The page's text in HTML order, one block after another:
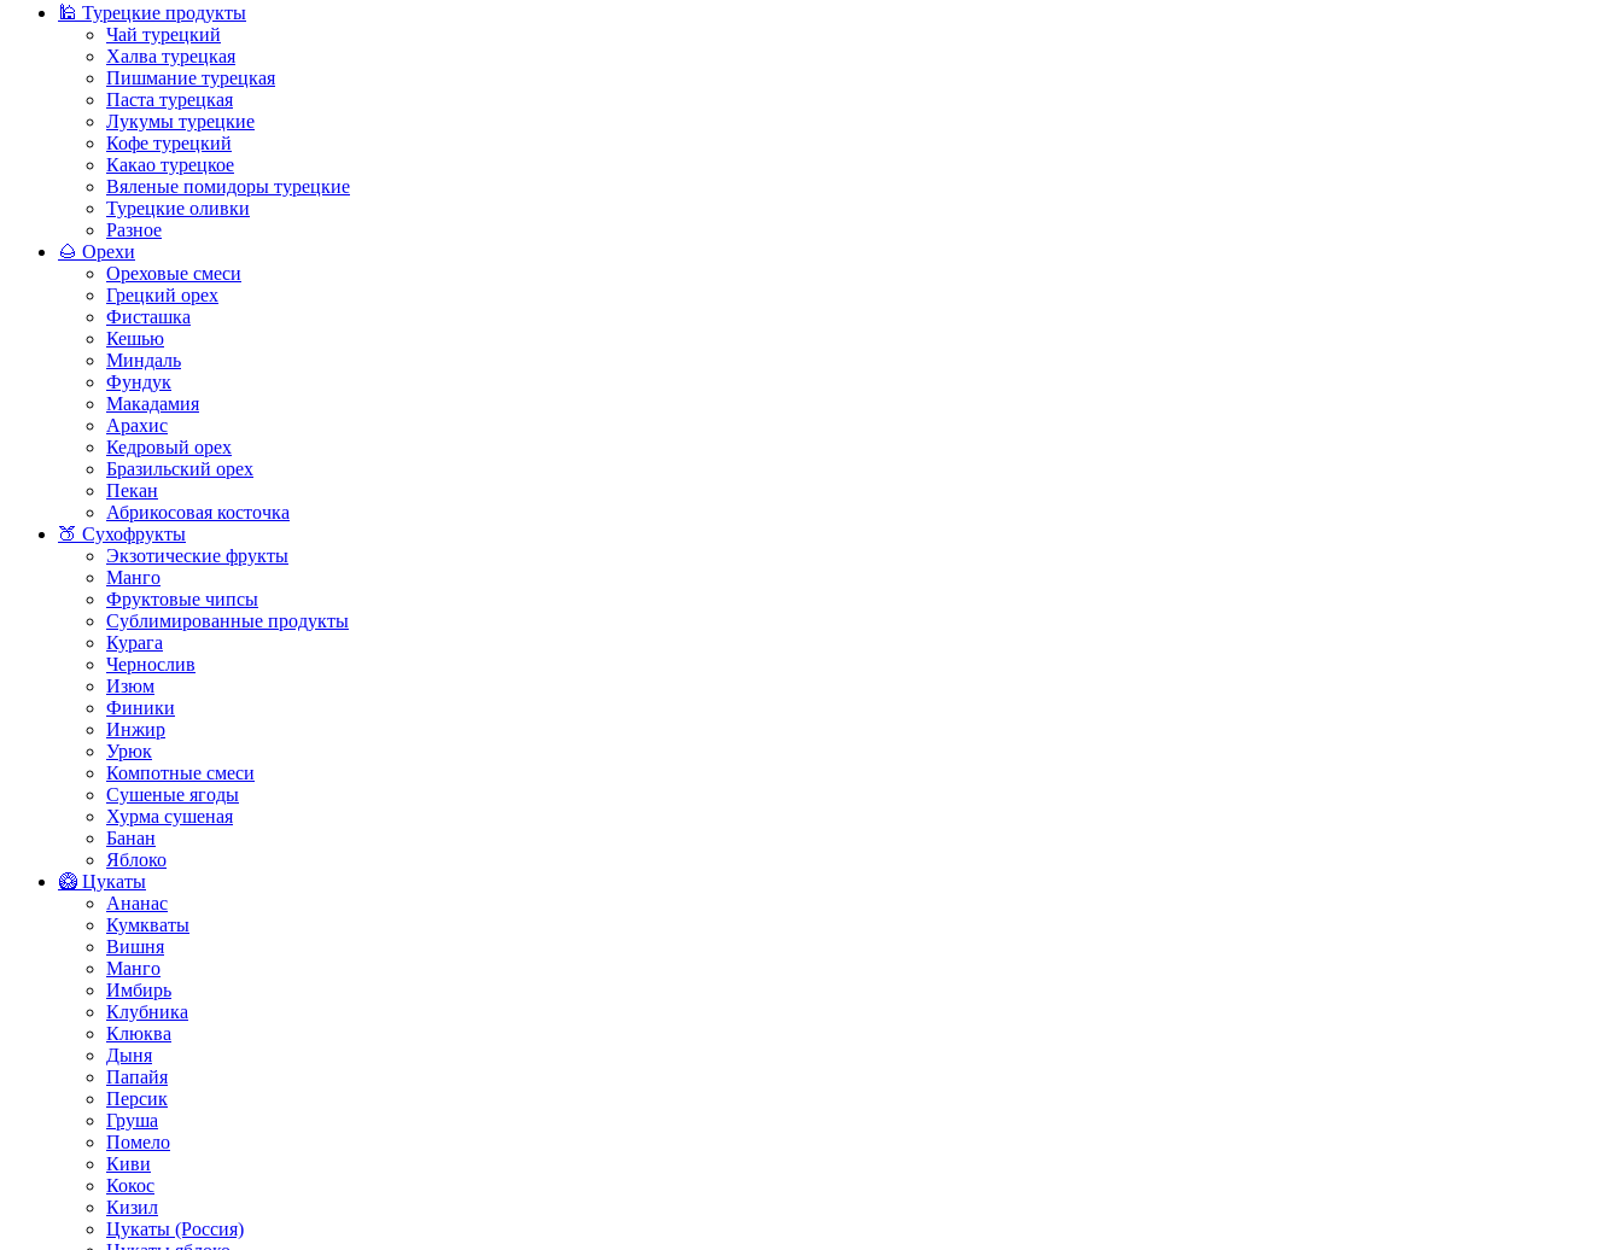
🕌 Турецкие продукты
Чай турецкий
Халва турецкая
Пишмание турецкая
Паста турецкая
Лукумы турецкие
Кофе турецкий
Какао турецкое
Вяленые помидоры турецкие
Турецкие оливки
Разное
🌰 Орехи
Ореховые смеси
Грецкий орех
Фисташка
Кешью
Миндаль
Фундук
Макадамия
Арахис
Кедровый орех
Бразильский орех
Пекан
Абрикосовая косточка
🍑 Сухофрукты
Экзотические фрукты
Манго
Фруктовые чипсы
Сублимированные продукты
Курага
Чернослив
Изюм
Финики
Инжир
Урюк
Компотные смеси
Сушеные ягоды
Хурма сушеная
Банан
Яблоко
🥝 Цукаты
Ананас
Кумкваты
Вишня
Манго
Имбирь
Клубника
Клюква
Дыня
Папайя
Персик
Груша
Помело
Киви
Кокос
Кизил
Цукаты (Россия)